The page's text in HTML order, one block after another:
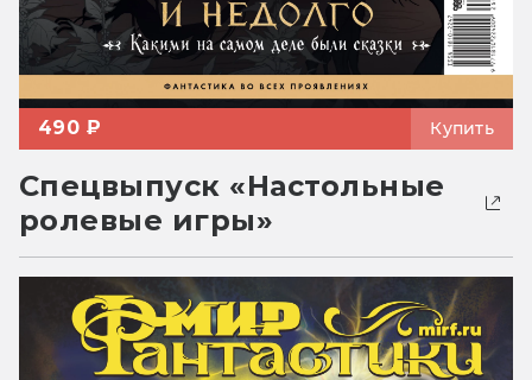
490 ₽ Купить
Спецвыпуск «Настольные
ролевые игры»